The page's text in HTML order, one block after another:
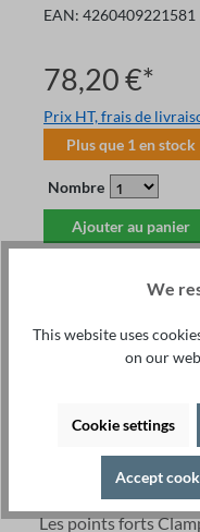
EAN: 4260409221581
78,20 €*
Prix HT, frais de
Plus que 1 en stock
Nombre
Ajouter au panier
Description
Les points forts
We
This website uses
on our
Cookie settings
Accept